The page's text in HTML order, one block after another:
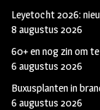
Leyetocht 2026:
8 augustus 2026
60+ en nog zin om
6 augustus 2026
Buxusplanten in
6 augustus 2026